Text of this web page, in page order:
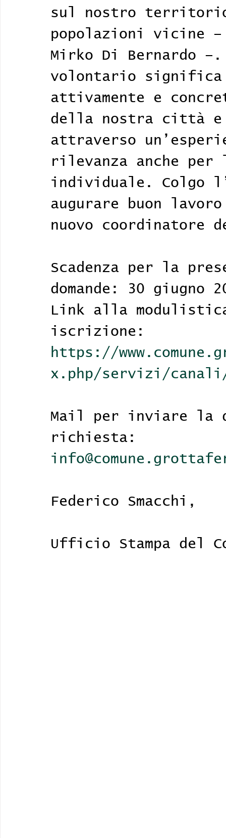
sul nostro
popolazioni vicine
Mirko Di Bernardo
volontario
attivamente e
della nostra città
attraverso
rilevanza anche
individuale. Colgo
augurare buon
nuovo coordinatore
Scadenza per la
domande: 30 giugno
Link alla
iscrizione:
https://
x.php/servizi/canali/
Mail per inviare la
richiesta:
Federico Smacchi,
Ufficio Stampa del